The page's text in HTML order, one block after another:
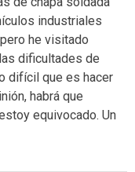
industriales
he visitado
dificultades de
difícil que es hacer
habrá que
equivocado. Un